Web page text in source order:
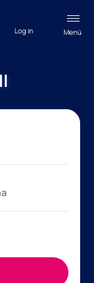
Menú
Log in